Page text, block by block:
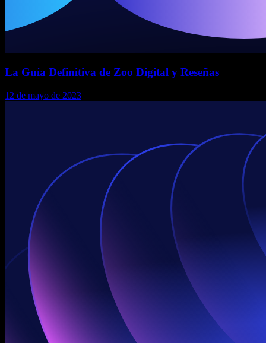
La Guía Definitiva de Zoo Digital y Reseñas
12 de mayo de 2023